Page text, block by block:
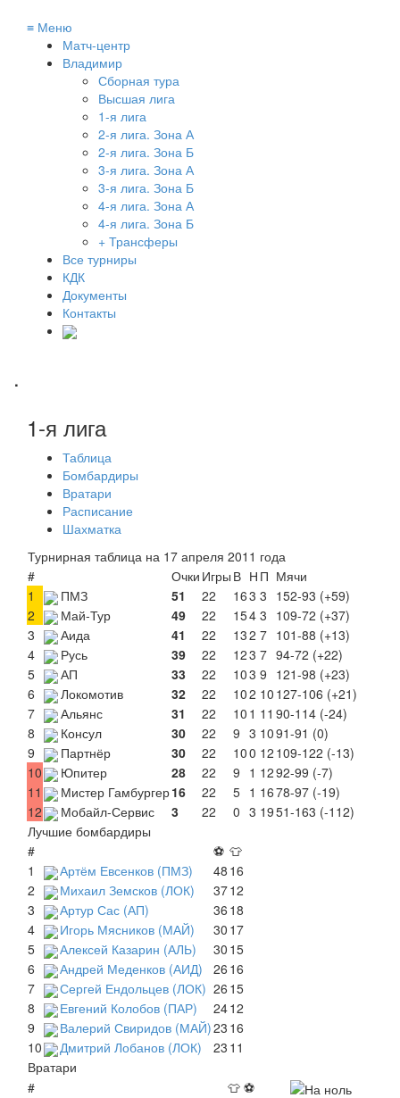
≡ Меню
Матч-центр
Владимир
Сборная тура
Высшая лига
1-я лига
2-я лига. Зона А
2-я лига. Зона Б
3-я лига. Зона А
3-я лига. Зона Б
4-я лига. Зона А
4-я лига. Зона Б
+ Трансферы
Все турниры
КДК
Документы
Контакты
.
1-я лига
Таблица
Бомбардиры
Вратари
Расписание
Шахматка
Турнирная таблица на 17 апреля 2011 года
#
Очки Игры В Н П Мячи
1
ПМЗ 51 22 163 3 152-93 (+59)
2
Май-Тур 49 22 154 3 109-72 (+37)
3
Аида 41 22 132 7 101-88 (+13)
4
Русь 39 22 123 7 94-72 (+22)
5
АП 33 22 103 9 121-98 (+23)
6
Локомотив 32 22 102 10 127-106 (+21)
7
Альянс 31 22 10 1 11 90-114 (-24)
8
Консул 30 22 9 3 1091-91 (0)
9
Партнёр 30 22 100 12 109-122 (-13)
10
Юпитер 28 22 9 1 1292-99 (-7)
11
Мистер Гамбургер16 22 5 1 1678-97 (-19)
12
Мобайл-Сервис 3 22 0 3 1951-163 (-112)
Лучшие бомбардиры
#
⚽ 👕
1
Артём Евсенков (ПМЗ) 48 16
2
Михаил Земсков (ЛОК) 3712
3
Артур Сас (АП) 36 18
4
Игорь Мясников (МАЙ) 30 17
5
Алексей Казарин (АЛЬ) 30 15
6
Андрей Меденков (АИД) 26 16
7
Сергей Ендольцев (ЛОК) 26 15
8
Евгений Колобов (ПАР) 2412
9
Валерий Свиридов (МАЙ)23 16
10
Дмитрий Лобанов (ЛОК) 23 11
Вратари
#
👕 ⚽